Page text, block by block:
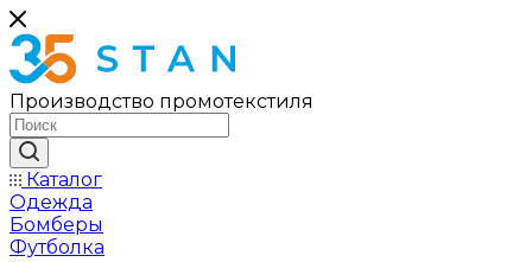
Производство промотекстиля
Каталог
Одежда
Бомберы
Футболка